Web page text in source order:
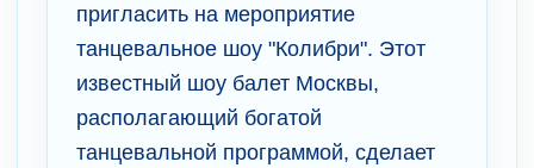
пригласить на мероприятие
танцевальное шоу "Колибри". Этот
известный шоу балет Москвы,
располагающий богатой
танцевальной программой, сделает